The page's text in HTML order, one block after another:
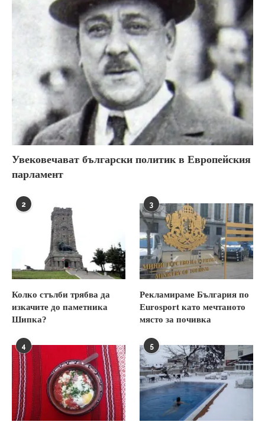
Увековечават български политик в Европейския
парламент
2
Колко стълби трябва да
изкачите до паметника
Шипка?
3
Рекламираме България по
Eurosport като мечтаното
място за почивка
4 5